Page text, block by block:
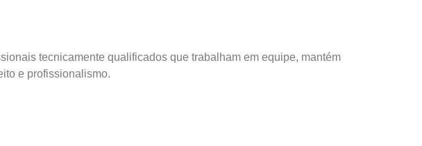
tecnicamente qualificados que trabalham em equipe, mantém
e profissionalismo.